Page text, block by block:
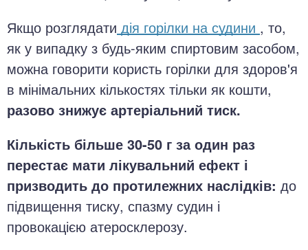
Якщо розглядати дія горілки на судини , то,
як у випадку з будь-яким спиртовим засобом,
можна говорити користь горілки для здоров'я
в мінімальних кількостях тільки як кошти,
разово знижує артеріальний тиск.
Кількість більше 30-50 г за один раз
перестає мати лікувальний ефект і
призводить до протилежних наслідків: до
підвищення тиску, спазму судин і
провокацією атеросклерозу.